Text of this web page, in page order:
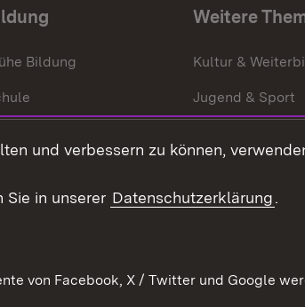
Bildung
Weitere
Kultur &
Jugend & Sport
und verbessern zu können,
Sie in unserer Datenschutzerklärung.
von Facebook, X / Twitter und Google